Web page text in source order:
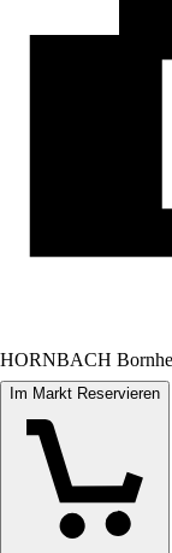
HORNBACH
Im Markt Reservieren